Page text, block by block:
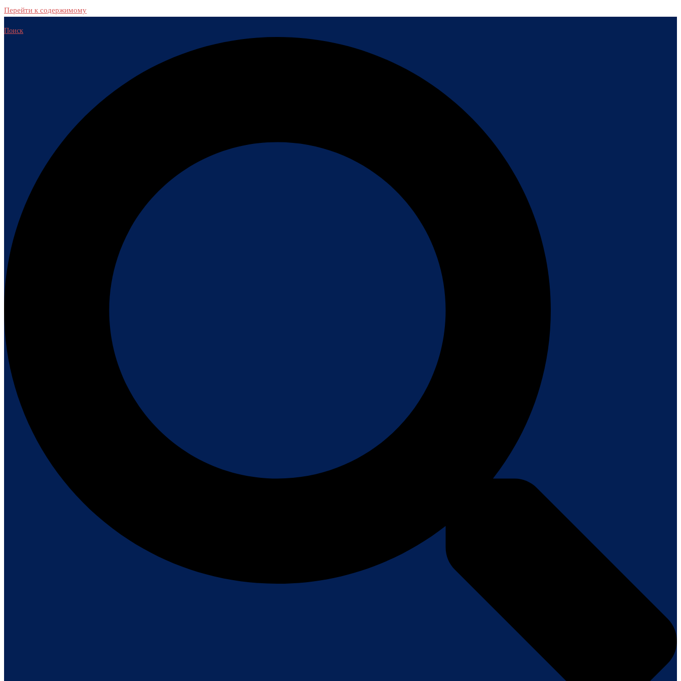
Перейти к содержимому
Поиск